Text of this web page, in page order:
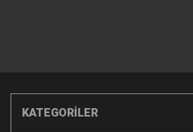
KATEGORİLER